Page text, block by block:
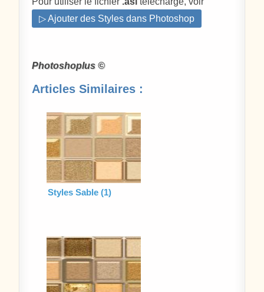
▷ Ajouter des Styles dans Photoshop
Photoshoplus ©
Articles Similaires :
Styles Sable (1)